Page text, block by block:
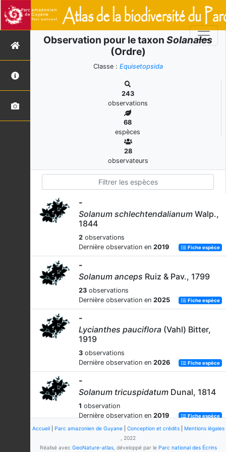
Observation pour le taxon Solanales
(Ordre)
Classe : Equisetopsida
243
observations
68
espèces
28
observateurs
-
Solanum schlechtendalianum Walp.,
1844
2 observations
Dernière observation en 2019 Fiche espèce
-
Solanum anceps Ruiz & Pav., 1799
23 observations
Dernière observation en 2025 Fiche espèce
-
Lycianthes pauciflora (Vahl) Bitter,
1919
3 observations
Dernière observation en 2026 Fiche espèce
-
Solanum tricuspidatum Dunal, 1814
1 observation
Dernière observation en 2019 Fiche espèce
-
Hawkesiophyton ulei(Dammer ex
Accueil| Parc amazonien de Guyane| Conception et crédits| Mentions légales
, 2022
Réalisé avec GeoNature-atlas, développé par le Parc national des Écrins